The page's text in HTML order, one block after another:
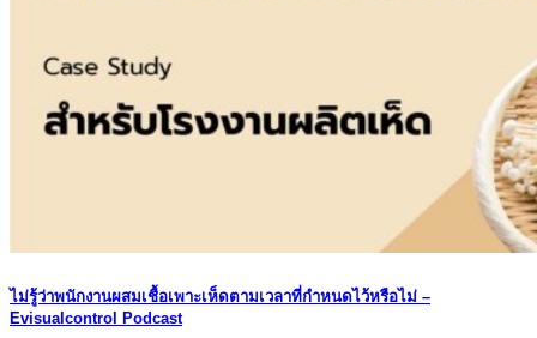
ไม่รู้ว่าพนักงานผสมเชื้อเพาะเห็ดตามเวลาที่กำหนดไว้หรือไม่ –
Evisualcontrol Podcast